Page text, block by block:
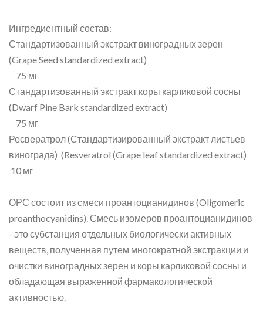
Ингредиентный состав:
Стандартизованный экстракт виноградных зерен
(Grape Seed standardized extract)
75 мг
Стандартизованный экстракт коры карликовой сосны
(Dwarf Pine Bark standardized extract)
75 мг
Ресвератрол (Стандартизированный экстракт листьев
винограда) (Resveratrol (Grape leaf standardized extract)
10 мг
ОРС состоит из смеси проантоцианидинов (Oligomeric
proanthocyanidins). Смесь изомеров проантоцианидинов
- это субстанция отдельных биологически активных
веществ, полученная путем многократной экстракции и
очистки виноградных зерен и коры карликовой сосны и
обладающая выраженной фармакологической
активностью.